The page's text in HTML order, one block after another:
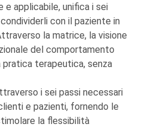
e applicabile, unifica i sei
con il paziente in
la matrice, la visione
del comportamento
terapeutica, senza
i sei passi necessari
e pazienti, fornendo le
la flessibilità